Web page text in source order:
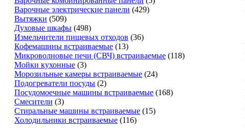
Варочные электрические панели (429)
Вытяжки (509)
Духовые шкафы (498)
Измельчители пищевых отходов (36)
Кофемашины встраиваемые (13)
Микроволновые печи (СВЧ) встраиваемые (118)
Мойки кухонные (3)
Морозильные камеры встраиваемые (24)
Подогреватели посуды (2)
Посудомоечные машины встраиваемые (168)
Смесители (3)
Стиральные машины встраиваемые (15)
Холодильники встраиваемые (116)